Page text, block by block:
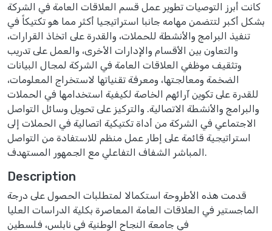
كانت أبرز التوصيات تطوير عمل قسم العلاقات العامة في الشركة
بشكل أكبر لتتضمن مهامه جانبا استراتيجيا أكثر مما هو تكتيكاً في
تنفيذ البرامج والأنشطة للحملات، والقدرة على اتخاذ القرارات،
والتعاون بين الأقسام والإدارات الأخرى، والعمل على تدريب
وتثقيف موظفي العلاقات العامة في الشركة لمجال البيانات
الضخمة ومعالجتها، ومعرفة تقنياتها لاستخراج المعلومات،
للقدرة على تكوين آرائهم الخاصة لكيفية استخدامها في الحملات
والبرامج والأنشطة الاتصالية. والتركيز على تحويل وسائل التواصل
الاجتماعي في الشركة من أداة تكتيكية اتصالية في الحملات إلى
استراتيجية قائمة على إطار عمل منظم للاستفادة من التواصل
المباشر الشفاف التفاعلي مع الجمهور المستهدف.
Description
قدمت هذه الأطروحة استكمالا لمتطلبات الحصول على درجة
الماجستير في العلاقات العامة المعاصرة بكلية الدراسات العليا
في جامعة النجاح الوطنية في نابلس، فلسطين